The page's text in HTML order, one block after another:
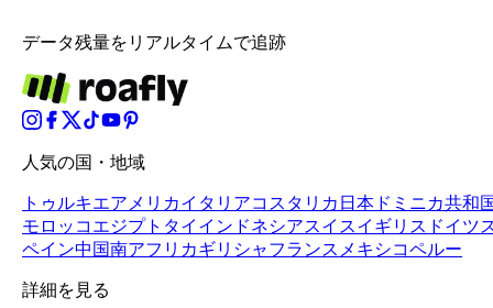
データ残量をリアルタイムで追跡
人気の国・地域
トゥルキエアメリカイタリアコスタリカ 日本 ドミニカ共和
モロッコ エジプト タイ インドネシアスイスイギリス ドイツ
ペイン中国南アフリカギリシャフランス メキシコペルー
詳細を見る